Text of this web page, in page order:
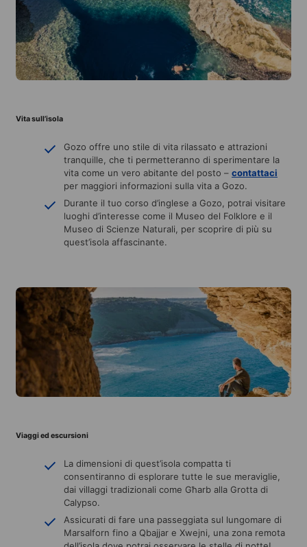
Vita sull’isola
Gozo offre uno stile di vita rilassato e attrazioni
tranquille, che ti permetteranno di sperimentare la
vita come un vero abitante del posto – contattaci
per maggiori informazioni sulla vita a Gozo.
Durante il tuo corso d’inglese a Gozo, potrai visitare
luoghi d’interesse come il Museo del Folklore e il
Museo di Scienze Naturali, per scoprire di più su
quest’isola affascinante.
Viaggi ed escursioni
La dimensioni di quest’isola compatta ti
consentiranno di esplorare tutte le sue meraviglie,
dai villaggi tradizionali come Għarb alla Grotta di
Calypso.
Assicurati di fare una passeggiata sul lungomare di
Marsalforn fino a Qbajjar e Xwejni, una zona remota